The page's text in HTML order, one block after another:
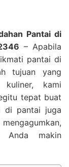
Pantai di
– Apabila
pantai di
tujuan yang
kuliner, kami
tepat buat
di pantai juga
Anda makin